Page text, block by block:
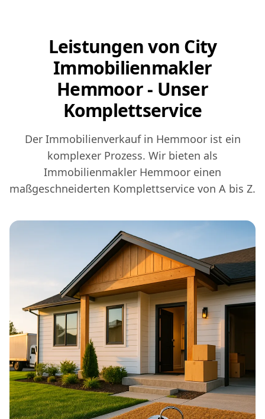
Leistungen von City
Immobilienmakler
Hemmoor - Unser
Komplettservice
Der Immobilienverkauf in Hemmoor ist ein
komplexer Prozess. Wir bieten als
Immobilienmakler Hemmoor einen
maßgeschneiderten Komplettservice von A bis Z.